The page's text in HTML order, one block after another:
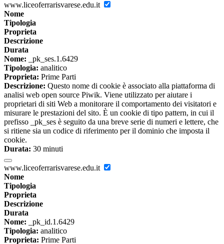
www.liceoferrarisvarese.edu.it
Nome
Tipologia
Proprieta
Descrizione
Durata
Nome: _pk_ses.1.6429
Tipologia: analitico
Proprieta: Prime Parti
Descrizione: Questo nome di cookie è associato alla piattaforma di
analisi web open source Piwik. Viene utilizzato per aiutare i
proprietari di siti Web a monitorare il comportamento dei visitatori e
misurare le prestazioni del sito. È un cookie di tipo pattern, in cui il
prefisso _pk_ses è seguito da una breve serie di numeri e lettere, che
si ritiene sia un codice di riferimento per il dominio che imposta il
cookie.
Durata: 30 minuti
www.liceoferrarisvarese.edu.it
Nome
Tipologia
Proprieta
Descrizione
Durata
Nome: _pk_id.1.6429
Tipologia: analitico
Proprieta: Prime Parti